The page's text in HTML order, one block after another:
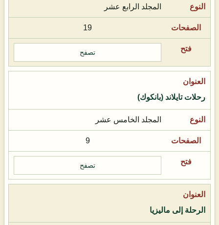
المجلد الرابع عشر
19
تصفح
رحلات تايلاند (بانكوك)
المجلد الخامس عشر
9
تصفح
الرحلة إلى ماليزيا